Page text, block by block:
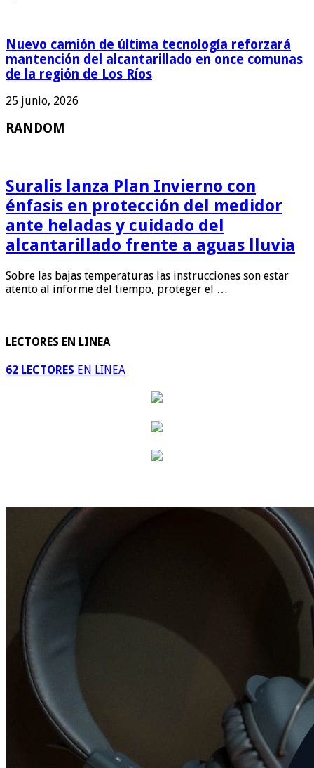
Nuevo camión de última tecnología reforzará
mantención del alcantarillado en once comunas
de la región de Los Ríos
25 junio, 2026
RANDOM
Suralis lanza Plan Invierno con
énfasis en protección del medidor
ante heladas y cuidado del
alcantarillado frente a aguas lluvia
Sobre las bajas temperaturas las instrucciones son estar
atento al informe del tiempo, proteger el …
LECTORES EN LINEA
62 LECTORES EN LINEA